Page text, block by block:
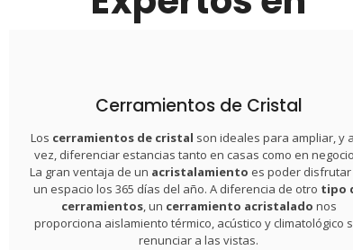
Cerramientos de Cristal
Los cerramientos de cristal son ideales para ampliar, y
vez, diferenciar estancias tanto en casas como en
La gran ventaja de un acristalamiento es poder disfrutar
un espacio los 365 días del año. A diferencia de otro tipo
cerramientos, un cerramiento acristalado nos
proporciona aislamiento térmico, acústico y climatológico
renunciar a las vistas.
Cortinas de cristal
Cerramientos abatibles
Cerramientos de porches
Cerramientos sin perfiles
Entradas de cristal